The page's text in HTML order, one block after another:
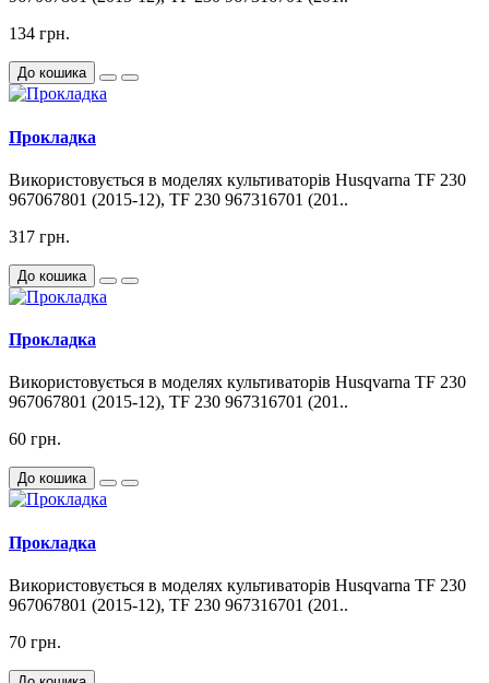
134 грн.
До кошика
Прокладка
Використовується в моделях культиваторів Husqvarna TF 230
967067801 (2015-12), TF 230 967316701 (201..
317 грн.
До кошика
Прокладка
Використовується в моделях культиваторів Husqvarna TF 230
967067801 (2015-12), TF 230 967316701 (201..
60 грн.
До кошика
Прокладка
Використовується в моделях культиваторів Husqvarna TF 230
967067801 (2015-12), TF 230 967316701 (201..
70 грн.